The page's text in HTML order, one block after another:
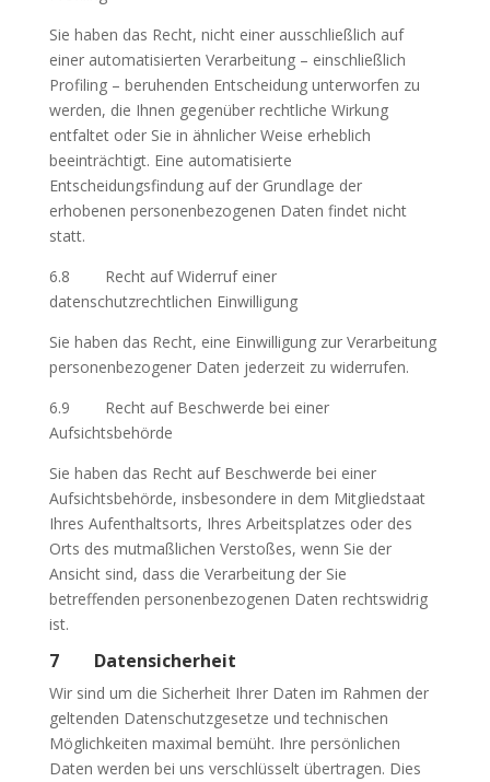
Sie haben das Recht, nicht einer ausschließlich auf
einer automatisierten Verarbeitung – einschließlich
Profiling – beruhenden Entscheidung unterworfen zu
werden, die Ihnen gegenüber rechtliche Wirkung
entfaltet oder Sie in ähnlicher Weise erheblich
beeinträchtigt. Eine automatisierte
Entscheidungsfindung auf der Grundlage der
erhobenen personenbezogenen Daten findet nicht
statt.
6.8 Recht auf Widerruf einer
datenschutzrechtlichen Einwilligung
Sie haben das Recht, eine Einwilligung zur Verarbeitung
personenbezogener Daten jederzeit zu widerrufen.
6.9 Recht auf Beschwerde bei einer
Aufsichtsbehörde
Sie haben das Recht auf Beschwerde bei einer
Aufsichtsbehörde, insbesondere in dem Mitgliedstaat
Ihres Aufenthaltsorts, Ihres Arbeitsplatzes oder des
Orts des mutmaßlichen Verstoßes, wenn Sie der
Ansicht sind, dass die Verarbeitung der Sie
betreffenden personenbezogenen Daten rechtswidrig
ist.
7 Datensicherheit
Wir sind um die Sicherheit Ihrer Daten im Rahmen der
geltenden Datenschutzgesetze und technischen
Möglichkeiten maximal bemüht. Ihre persönlichen
Daten werden bei uns verschlüsselt übertragen. Dies